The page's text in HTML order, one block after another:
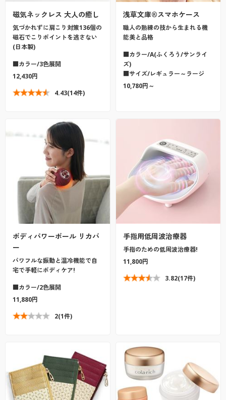
磁気ネックレス 大人の癒し
気づかれずに肩こり対策136個の
磁石でこりポイントを逃さない
(日本製)
■カラー/3色展開
12,430円
4.43(14件)
浅草文庫®スマホケース
職人の熟練の技から生まれる機
能美と品格
■カラー/A(ふくろう/サンライ
ズ)
■サイズ/レギュラー～ラージ
10,780円～
ボディパワーボール リカバ
ー
パワフルな振動と温冷機能で自
宅で手軽にボディケア!
■カラー/2色展開
11,880円
2(1件)
手指用低周波治療器
手指のための低周波治療器!
11,800円
3.82(17件)